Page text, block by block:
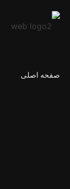
صفحه اصلی